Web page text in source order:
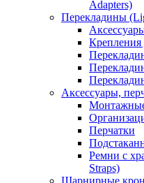
Adapters)
Перекладины
Крепления
Аксессуары,
Перчатки
Ремни с
Straps)
Шарнирные